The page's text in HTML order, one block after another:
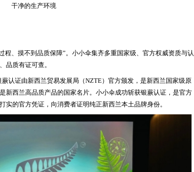
干净的生产环境
程、摸不到品质保障”。小小伞集齐多重国家级、官方权威资质与认
品质有证可查。
认证由新西兰贸易发展局（NZTE）官方颁发，是新西兰国家级原
新西兰高品质产品的国家名片。小小伞成功斩获银蕨认证，是官方
的官方凭证，向消费者证明纯正新西兰本土品牌身份。